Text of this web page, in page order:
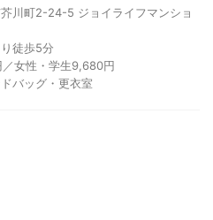
川町2-24-5 ジョイライフマンショ
り徒歩5分
女性・学生9,680円
バッグ・更衣室